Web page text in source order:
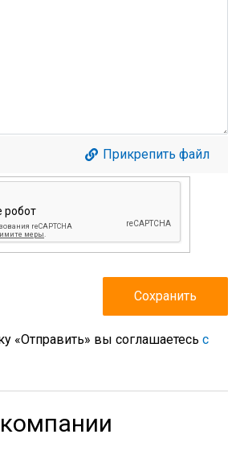
Прикрепить файл
«Отправить» вы соглашаетесь с